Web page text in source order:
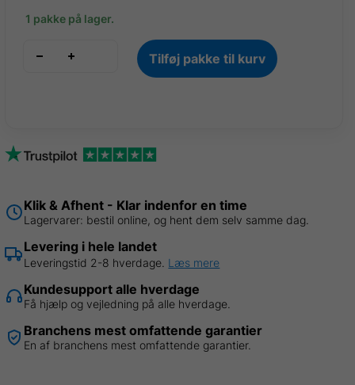
1 pakke på lager.
0,50mm
stk.
B
1,07
x
5,30
meter
=
68
Tilføj pakke til kurv
Klik & Afhent - Klar indenfor en time
Lagervarer: bestil online, og hent dem selv samme dag.
Levering i hele landet
Leveringstid 2-8 hverdage. Læs mere
Kundesupport alle hverdage
Få hjælp og vejledning på alle hverdage.
Branchens mest omfattende garantier
En af branchens mest omfattende garantier.